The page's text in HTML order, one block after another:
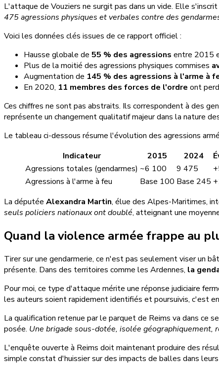
L'attaque de Vouziers ne surgit pas dans un vide. Elle
475 agressions physiques et verbales contre des
Voici les données clés issues de ce rapport officiel :
Hausse globale de 55 % des agressions entre 2015
Plus de la moitié des agressions physiques commises
Augmentation de 145 % des agressions à l'arme à
En 2020, 11 membres des forces de l'ordre ont
Ces chiffres ne sont pas abstraits. Ils correspondent à des
représente un changement qualitatif majeur dans la nature
Le tableau ci-dessous résume l'évolution des agressions
Indicateur
2015 2024
Agressions totales (gendarmes) ~6 100 9 475
Agressions à l'arme à feu
Base 100 Base 245
La députée Alexandra Martin, élue des Alpes-Maritimes,
seuls policiers nationaux ont doublé, atteignant une
Quand la violence armée frappe au
Tirer sur une gendarmerie, ce n'est pas seulement viser un
présente. Dans des territoires comme les Ardennes, la
Pour moi, ce type d'attaque mérite une réponse judiciaire
les auteurs soient rapidement identifiés et poursuivis, c'est
La qualification retenue par le parquet de Reims va dans ce
posée. Une brigade sous-dotée, isolée géographiquement,
L'enquête ouverte à Reims doit maintenant produire des
simple constat d'huissier sur des impacts de balles dans leurs